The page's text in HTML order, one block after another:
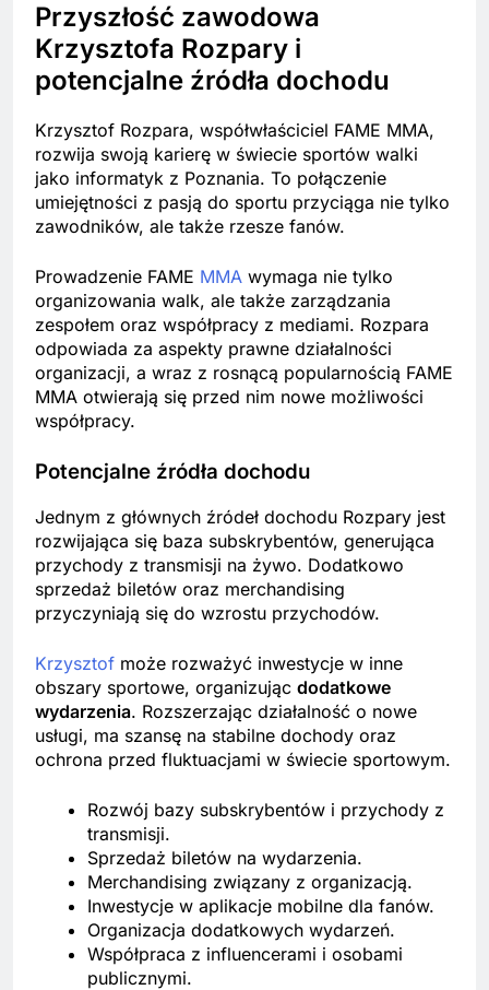
Przyszłość zawodowa
Krzysztofa Rozpary i
potencjalne źródła dochodu
Krzysztof Rozpara, współwłaściciel FAME MMA,
rozwija swoją karierę w świecie sportów walki
jako informatyk z Poznania. To połączenie
umiejętności z pasją do sportu przyciąga nie tylko
zawodników, ale także rzesze fanów.
Prowadzenie FAME MMA wymaga nie tylko
organizowania walk, ale także zarządzania
zespołem oraz współpracy z mediami. Rozpara
odpowiada za aspekty prawne działalności
organizacji, a wraz z rosnącą popularnością FAME
MMA otwierają się przed nim nowe możliwości
współpracy.
Potencjalne źródła dochodu
Jednym z głównych źródeł dochodu Rozpary jest
rozwijająca się baza subskrybentów, generująca
przychody z transmisji na żywo. Dodatkowo
sprzedaż biletów oraz merchandising
przyczyniają się do wzrostu przychodów.
Krzysztof może rozważyć inwestycje w inne
obszary sportowe, organizując dodatkowe
wydarzenia. Rozszerzając działalność o nowe
usługi, ma szansę na stabilne dochody oraz
ochrona przed fluktuacjami w świecie sportowym.
Rozwój bazy subskrybentów i przychody z
transmisji.
Sprzedaż biletów na wydarzenia.
Merchandising związany z organizacją.
Inwestycje w aplikacje mobilne dla fanów.
Organizacja dodatkowych wydarzeń.
Współpraca z influencerami i osobami
publicznymi.